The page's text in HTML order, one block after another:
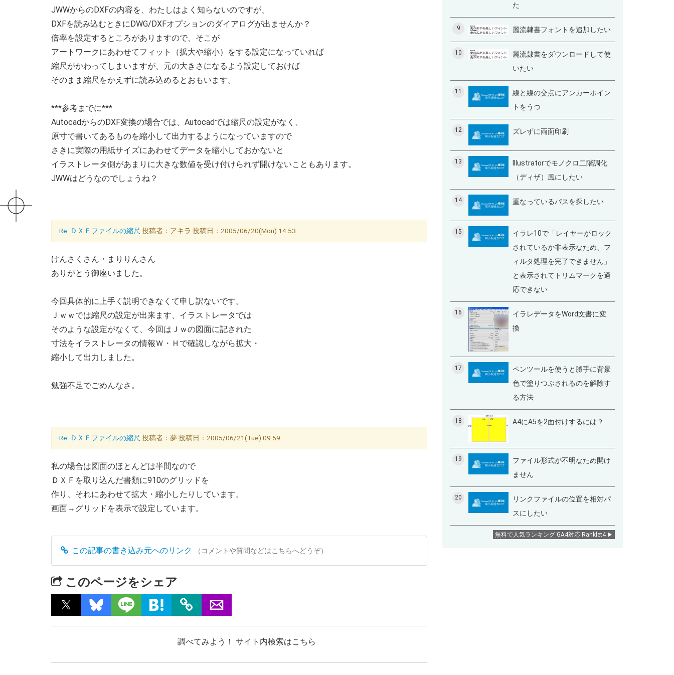
JWWからのDXFの内容を、わたしはよく知らないのですが、
DXFを読み込むときにDWG/DXFオプションのダイアログが出ませんか？
倍率を設定するところがありますので、そこが
アートワークにあわせてフィット（拡大や縮小）をする設定になっていれば
縮尺がかわってしまいますが、元の大きさになるよう設定しておけば
そのまま縮尺をかえずに読み込めるとおもいます。
***参考までに***
AutocadからのDXF変換の場合では、Autocadでは縮尺の設定がなく、
原寸で書いてあるものを縮小して出力するようになっていますので
さきに実際の用紙サイズにあわせてデータを縮小しておかないと
イラストレータ側があまりに大きな数値を受け付けられず開けないこともあります。
JWWはどうなのでしょうね？
Re: ＤＸＦファイルの縮尺 投稿者：アキラ 投稿日：2005/06/20(Mon) 14:53
けんさくさん・まりりんさん
ありがとう御座いました。
今回具体的に上手く説明できなくて申し訳ないです。
Ｊｗｗでは縮尺の設定が出来ます、イラストレータでは
そのような設定がなくて、今回はＪｗの図面に記された
寸法をイラストレータの情報Ｗ・Ｈで確認しながら拡大・
縮小して出力しました。
勉強不足でごめんなさ。
Re: ＤＸＦファイルの縮尺 投稿者：夢 投稿日：2005/06/21(Tue) 09:59
私の場合は図面のほとんどは半間なので
ＤＸＦを取り込んだ書類に910のグリッドを
作り、それにあわせて拡大・縮小したりしています。
画面→グリッドを表示で設定しています。
この記事の書き込み元へのリンク （コメントや質問などはこちらへどうぞ）
このページをシェア
調べてみよう！ サイト内検索はこちら
た
9 麗流隷書フォントを追加したい
10
麗流隷書をダウンロードして使
いたい
11
線と線の交点にアンカーポイン
トをうつ
12 ズレずに両面印刷
13
Illustratorでモノクロ二階調化
（ディザ）風にしたい
14 重なっているパスを探したい
15
イラレ10で「レイヤーがロック
されているか非表示なため、フ
ィルタ処理を完了できません」
と表示されてトリムマークを適
応できない
16
イラレデータをWord文書に変
換
17
ペンツールを使うと勝手に背景
色で塗りつぶされるのを解除す
る方法
18 A4にA5を2面付けするには？
19
ファイル形式が不明なため開け
ません
20
リンクファイルの位置を相対パ
スにしたい
無料で人気ランキング GA4対応 Ranklet4